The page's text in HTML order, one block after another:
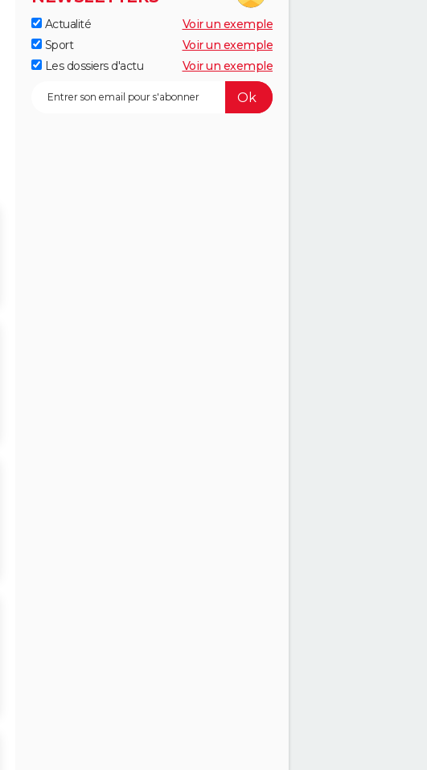
Actualité
Voir un exemple
Sport
Voir un exemple
Les dossiers d'actu
Voir un exemple